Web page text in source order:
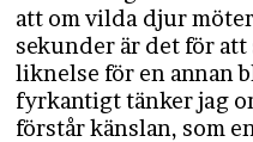
att om vilda djur
sekunder är det för att
liknelse för en annan
fyrkantigt tänker jag
förstår känslan, som